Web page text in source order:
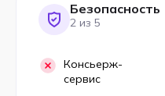
Безопасность
2 из 5
Консьерж-
сервис